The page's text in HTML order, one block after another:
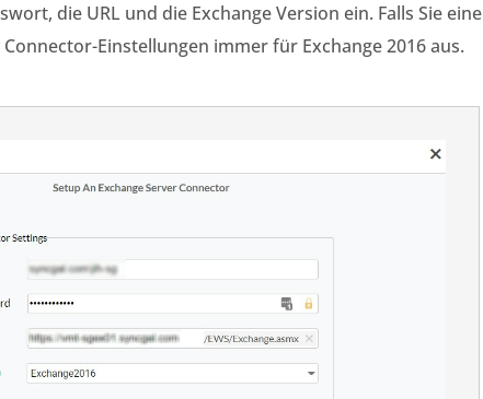
die URL und die Exchange Version ein. Falls Sie
Einstellungen immer für Exchange 2016 aus.